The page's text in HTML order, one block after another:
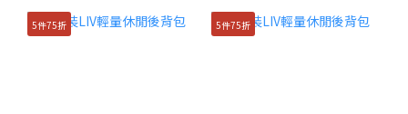
5件75折 5件75折